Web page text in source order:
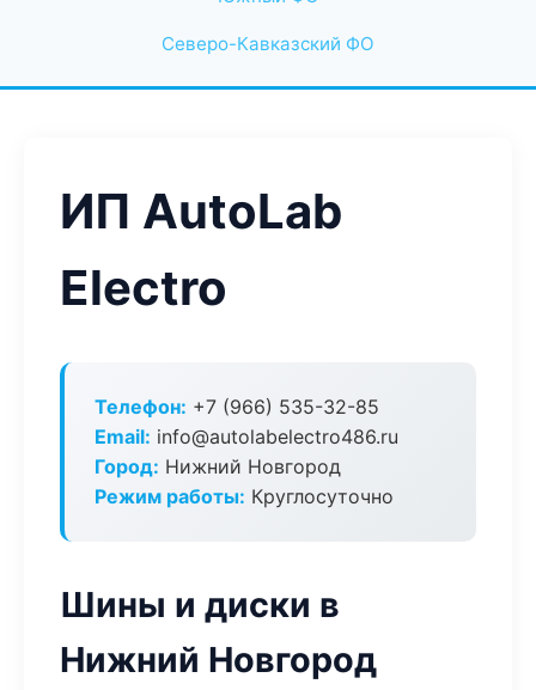
Северо-Кавказский ФО
ИП AutoLab
Electro
Телефон: +7 (966) 535-32-85
Email: info@autolabelectro486.ru
Город: Нижний Новгород
Режим работы: Круглосуточно
Шины и диски в
Нижний Новгород